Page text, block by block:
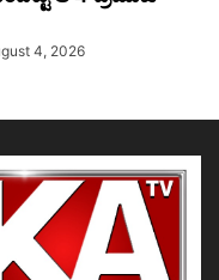
4, 2026